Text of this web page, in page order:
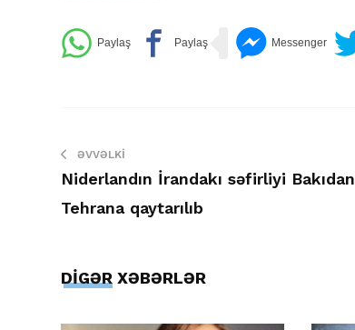
ƏVVƏLKI
Niderlandın İrandakı səfirliyi Bakıdan
Tehrana qaytarılıb
DİGƏR XƏBƏRLƏR